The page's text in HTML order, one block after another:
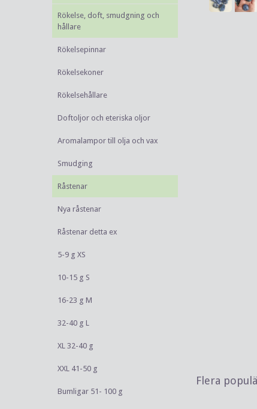
Rökelse, doft, smudgning och
hållare
Rökelsepinnar
Rökelsekoner
Rökelsehållare
Doftoljor och eteriska oljor
Aromalampor till olja och vax
Smudging
Råstenar
Nya råstenar
Råstenar detta ex
5-9 g XS
10-15 g S
16-23 g M
32-40 g L
XL 32-40 g
XXL 41-50 g
Bumligar 51- 100 g
Flera